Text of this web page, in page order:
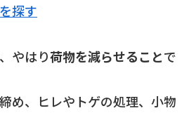
探す
やはり荷物を減らせることで
め、ヒレやトゲの処理、小物